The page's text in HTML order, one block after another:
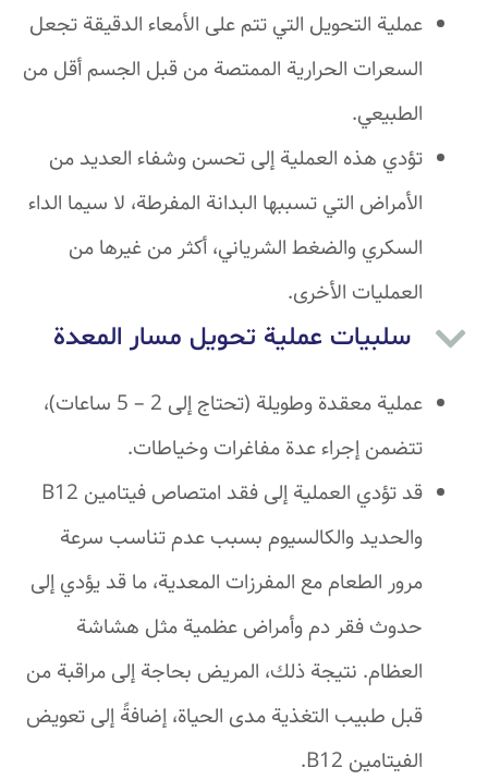
عملية التحويل التي تتم على الأمعاء الدقيقة تجعل
السعرات الحرارية الممتصة من قبل الجسم أقل من
الطبيعي.
تؤدي هذه العملية إلى تحسن وشفاء العديد من
الأمراض التي تسببها البدانة المفرطة، لا سيما الداء
السكري والضغط الشرياني، أكثر من غيرها من
العمليات الأخرى.
سلبيات عملية تحويل مسار المعدة
عملية معقدة وطويلة (تحتاج إلى 2 – 5 ساعات)،
تتضمن إجراء عدة مفاغرات وخياطات.
قد تؤدي العملية إلى فقد امتصاص فيتامين B12
والحديد والكالسيوم بسبب عدم تناسب سرعة
مرور الطعام مع المفرزات المعدية، ما قد يؤدي إلى
حدوث فقر دم وأمراض عظمية مثل هشاشة
العظام. نتيجة ذلك، المريض بحاجة إلى مراقبة من
قبل طبيب التغذية مدى الحياة، إضافةً إلى تعويض
الفيتامين B12.